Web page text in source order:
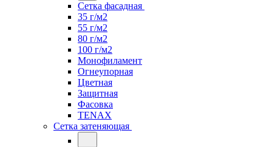
Сетка фасадная
35 г/м2
55 г/м2
80 г/м2
100 г/м2
Монофиламент
Огнеупорная
Цветная
Защитная
Фасовка
TENAX
Сетка затеняющая